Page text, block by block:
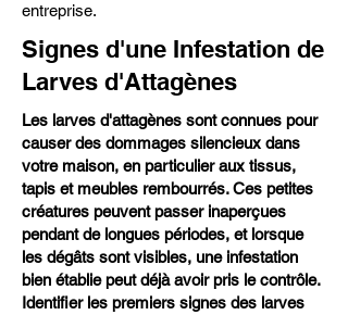
entreprise.
Signes d'une Infestation de
Larves d'Attagènes
Les larves d'attagènes sont connues pour
causer des dommages silencieux dans
votre maison, en particulier aux tissus,
tapis et meubles rembourrés. Ces petites
créatures peuvent passer inaperçues
pendant de longues périodes, et lorsque
les dégâts sont visibles, une infestation
bien établie peut déjà avoir pris le contrôle.
Identifier les premiers signes des larves